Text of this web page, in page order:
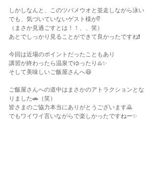
しかしなんと、このツバメウオと並走しながら泳い
でも、気づいていないゲスト様が⁉️
（まさか見過ごすとは！！、、笑）
あとでしっかり見ることができて良かったですね❗️
今回は近場のポイントだったこともあり
講習が終わったら温泉でゆったり♨️✨
そして美味しいご飯屋さんへ😆
ご飯屋さんへの道中はまさかのアトラクションとな
りました🚗（笑）
皆さまのご協力本当にありがとうございます🙇
でもワイワイ言いながらで楽しかったですねー✨